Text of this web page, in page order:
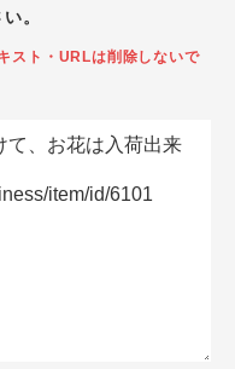
。
スト・URLは削除しないで